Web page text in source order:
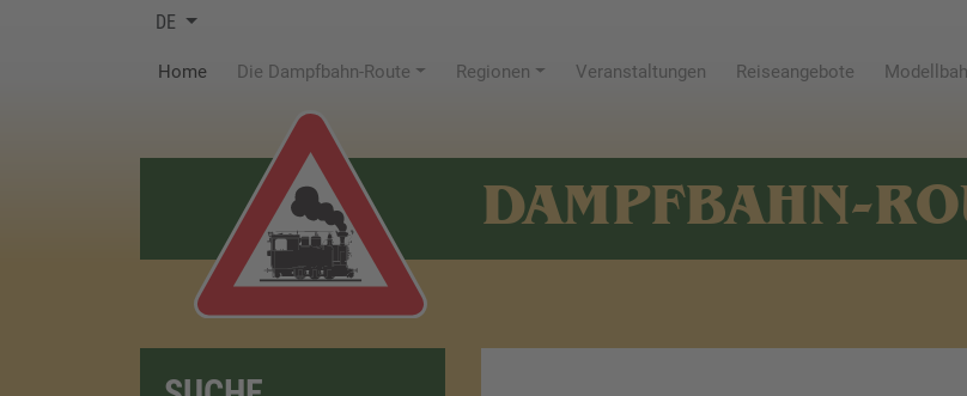
DE
Home(current)Die Dampfbahn-Route Regionen Veranstaltungen Reiseangebote
DAMPFBAHN-